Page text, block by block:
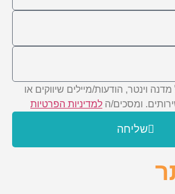
וינטר, הודעות/מיילים שיווקים או
ומסכים/ה למדיניות הפרטיות
שליחה